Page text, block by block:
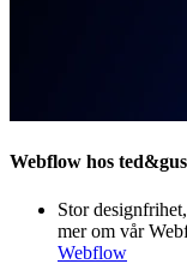
Webflow hos
Stor
mer om vår
Webflow